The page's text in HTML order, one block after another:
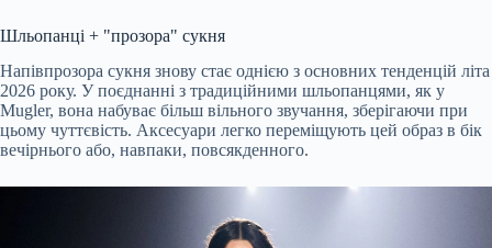
Шльопанці + "прозора" сукня
Напівпрозора сукня знову стає однією з основних тенденцій літа
2026 року. У поєднанні з традиційними шльопанцями, як у
Mugler, вона набуває більш вільного звучання, зберігаючи при
цьому чуттєвість. Аксесуари легко переміщують цей образ в бік
вечірнього або, навпаки, повсякденного.